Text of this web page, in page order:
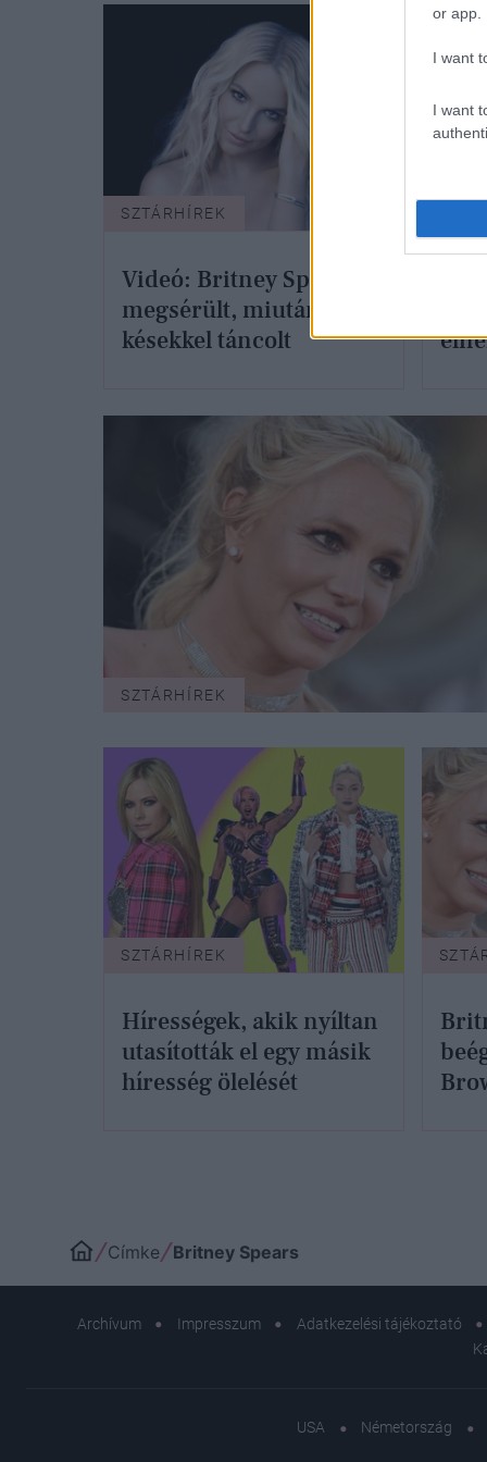
or app.
I want
I want
SZTÁRHÍREK
Videó: Britney Spears
megsérült, miután
késekkel táncolt
SZTÁRHÍREK
SZTÁRHÍREK
Hírességek, akik nyíltan
utasították el egy másik
híresség ölelését
Címke Britney Spears
Archívum Impresszum Adatkezelési tájékoztató
USA Németország